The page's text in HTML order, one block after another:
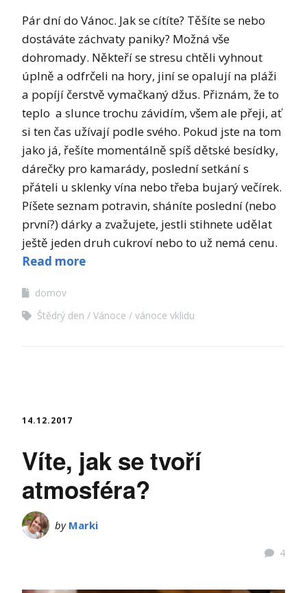
Pár dní do Vánoc. Jak se cítíte? Těšíte se nebo
dostáváte záchvaty paniky? Možná vše
dohromady. Někteří se stresu chtěli vyhnout
úplně a odfrčeli na hory, jiní se opalují na pláži
a popíjí čerstvě vymačkaný džus. Přiznám, že to
teplo a slunce trochu závidím, všem ale přeji, ať
si ten čas užívají podle svého. Pokud jste na tom
jako já, řešíte momentálně spíš dětské besídky,
dárečky pro kamarády, poslední setkání s
přáteli u sklenky vína nebo třeba bujarý večírek.
Píšete seznam potravin, sháníte poslední (nebo
první?) dárky a zvažujete, jestli stihnete udělat
ještě jeden druh cukroví nebo to už nemá cenu.
Read more
domov
Štědrý den
Vánoce vánoce vklidu
14.12.2017
Víte, jak se tvoří
atmosféra?
by Marki
4